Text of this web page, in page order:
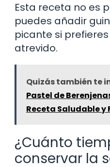
Esta receta no es
puedes añadir
picante si
atrevido.
Quizás también te
Pastel de
Receta Saludable y
¿Cuánto
conservar la